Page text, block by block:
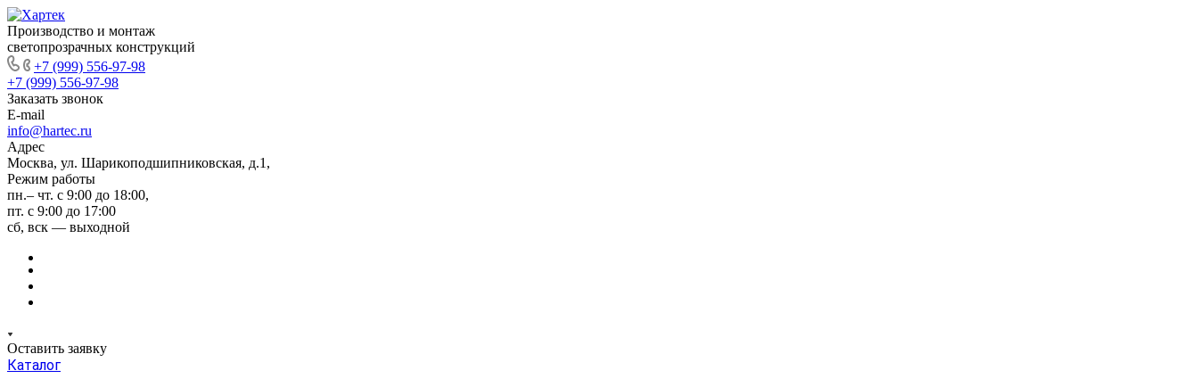
Производство и монтаж
светопрозрачных конструкций
+7 (999) 556-97-98
+7 (999) 556-97-98
Заказать звонок
E-mail
info@hartec.ru
Адрес
Москва, ул. Шарикоподшипниковская, д.1,
Режим работы
пн.– чт. с 9:00 до 18:00,
пт. с 9:00 до 17:00
сб, вск — выходной
Оставить заявку
Каталог